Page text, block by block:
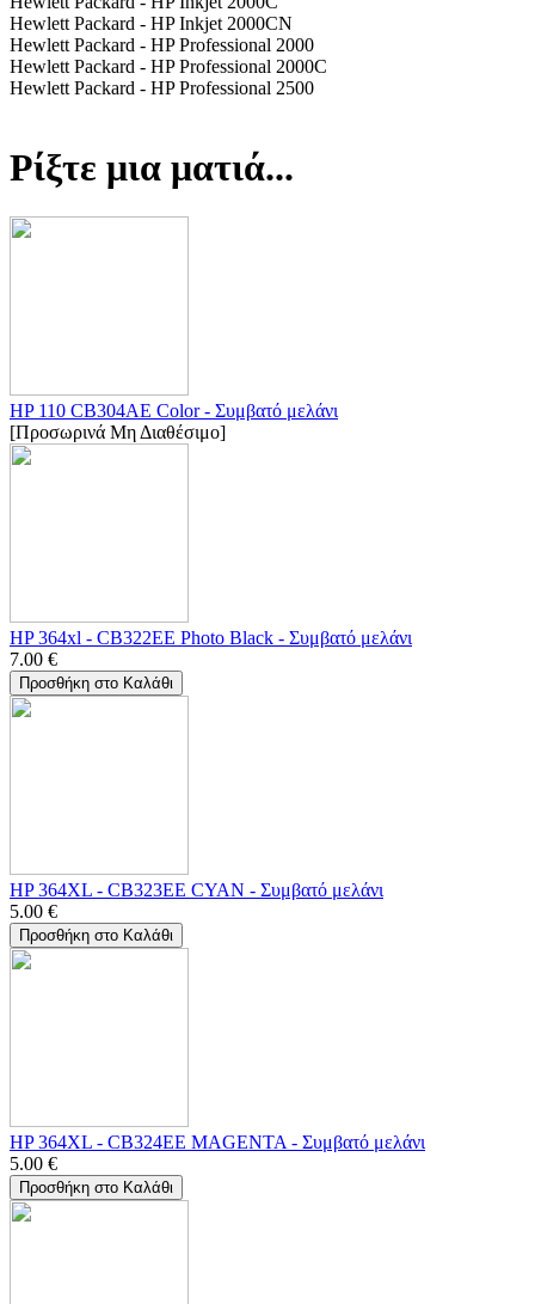
Hewlett Packard - HP Inkjet 2000CN
Hewlett Packard - HP Professional 2000
Hewlett Packard - HP Professional 2000C
Hewlett Packard - HP Professional 2500
Ρίξτε μια ματιά...
HP 110 CB304AE Color - Συμβατό μελάνι
[Προσωρινά Μη Διαθέσιμο]
HP 364xl - CB322EE Photo Black - Συμβατό μελάνι
7.00 €
Προσθήκη στο Καλάθι
HP 364XL - CB323EE CYAN - Συμβατό μελάνι
5.00 €
Προσθήκη στο Καλάθι
HP 364XL - CB324EE MAGENTA - Συμβατό μελάνι
5.00 €
Προσθήκη στο Καλάθι